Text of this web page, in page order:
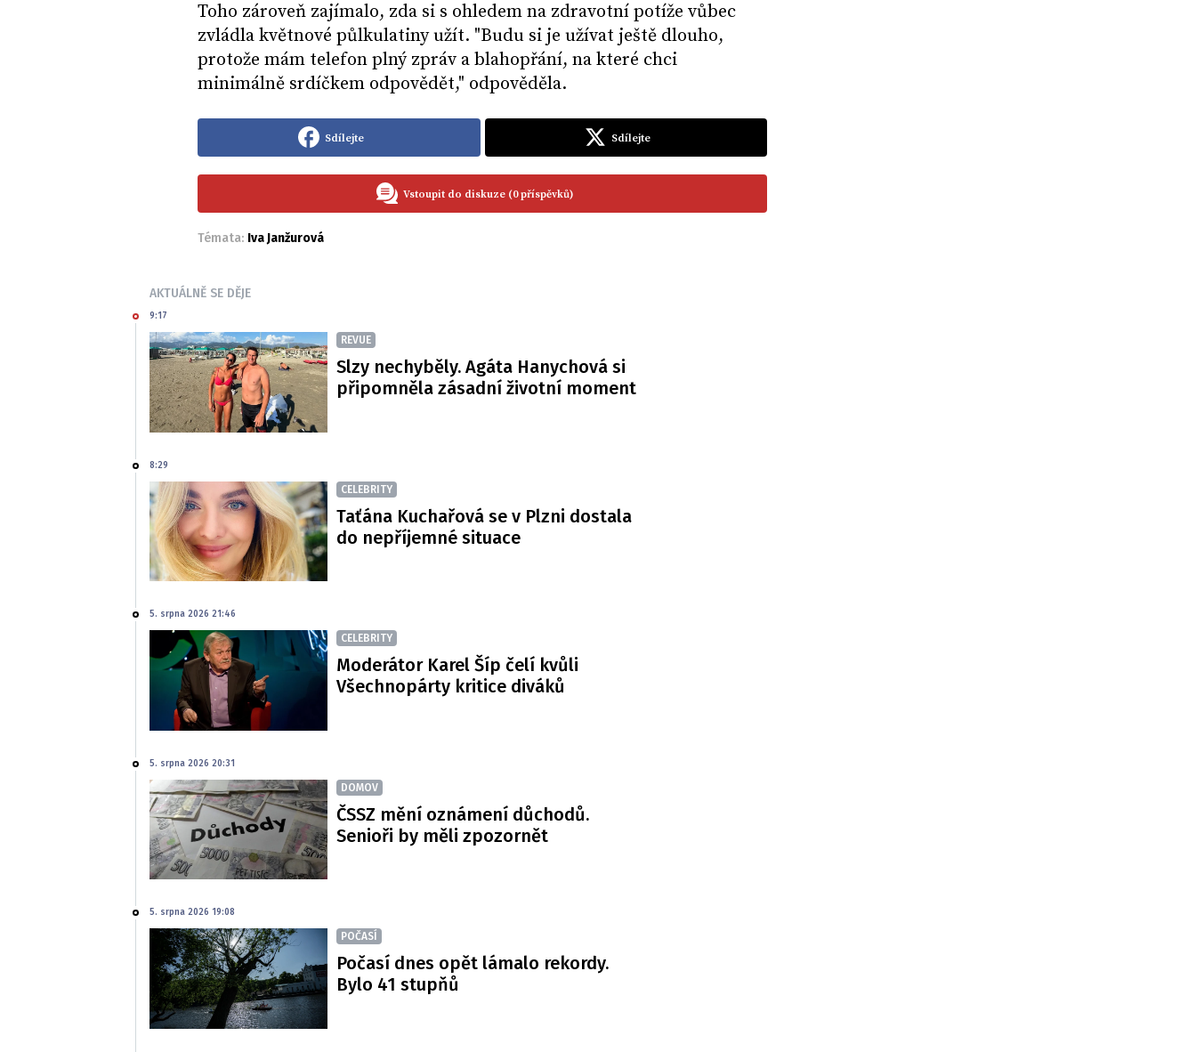
Toho zároveň zajímalo, zda si s ohledem na zdravotní potíže vůbec
zvládla květnové půlkulatiny užít. "Budu si je užívat ještě dlouho,
protože mám telefon plný zpráv a blahopřání, na které chci
minimálně srdíčkem odpovědět," odpověděla.
Sdílejte Sdílejte
Vstoupit do diskuze (0 příspěvků)
Témata: Iva Janžurová
AKTUÁLNĚ SE DĚJE
9:17
REVUE
Slzy nechyběly. Agáta Hanychová si
připomněla zásadní životní moment
8:29
CELEBRITY
Taťána Kuchařová se v Plzni dostala
do nepříjemné situace
5. srpna 2026 21:46
CELEBRITY
Moderátor Karel Šíp čelí kvůli
Všechnopárty kritice diváků
5. srpna 2026 20:31
DOMOV
ČSSZ mění oznámení důchodů.
Senioři by měli zpozornět
5. srpna 2026 19:08
POČASÍ
Počasí dnes opět lámalo rekordy.
Bylo 41 stupňů